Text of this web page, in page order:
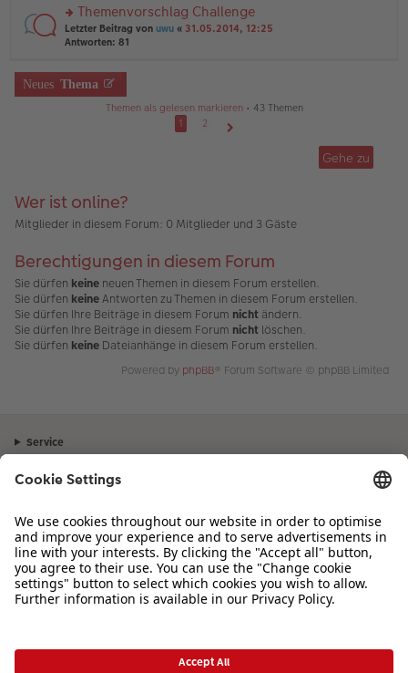
ger
B
ei
tr
g
el
es
e
B
ei
rs
te
n
g
tr
a
g
Themenvorschlag Challenge
Letzter Beitrag von uwu « 31.05.2014, 12:25
Antworten: 81
Neues Thema
Themen als gelesen markieren• 43 Themen
1
2
Gehe zu
Wer ist online?
Mitglieder in diesem Forum: 0 Mitglieder und 3 Gäste
Berechtigungen in diesem Forum
Sie dürfen keine neuen Themen in diesem Forum erstellen.
Sie dürfen keineAntworten zu Themen in diesem Forum erstellen.
Sie dürfen Ihre Beiträge in diesem Forum nicht ändern.
Sie dürfen Ihre Beiträge in diesem Forum nicht löschen.
Sie dürfen keine Dateianhänge in diesem Forum erstellen.
Powered by phpBB® Forum Software © phpBB Limited
Service
Sortiment
Inspiration